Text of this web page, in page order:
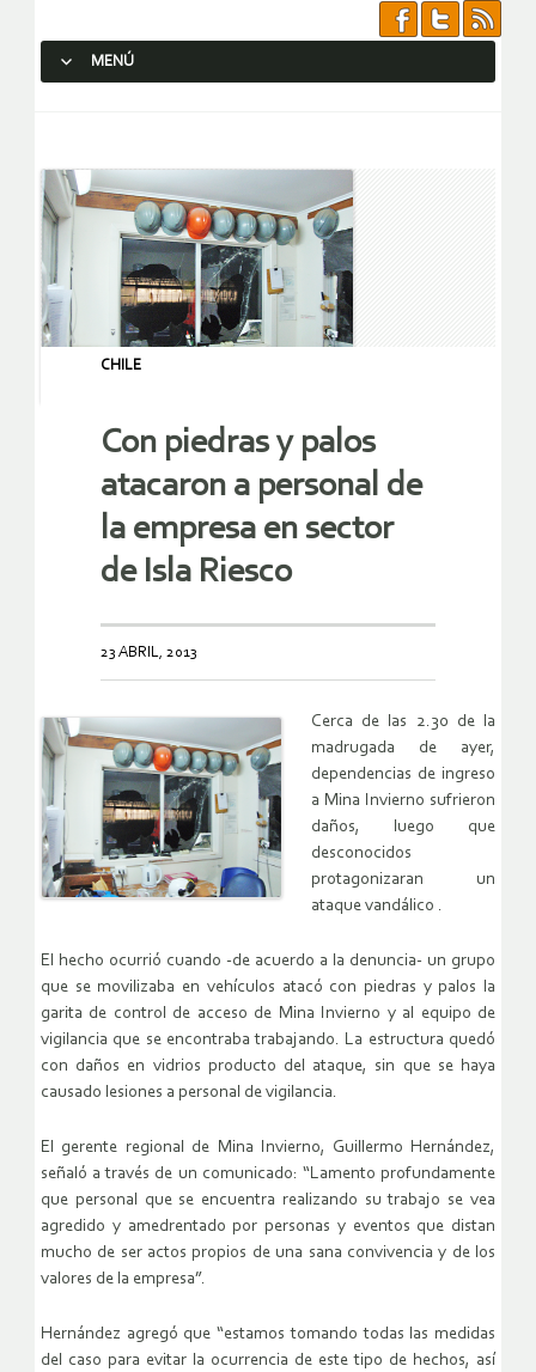
MENÚ
CHILE
Con piedras y palos
atacaron a personal de
la empresa en sector
de Isla Riesco
23 ABRIL, 2013
Cerca de las 2.30 de la
madrugada de ayer,
dependencias de ingreso
a Mina Invierno sufrieron
daños, luego que
desconocidos
protagonizaran un
ataque vandálico .
El hecho ocurrió cuando -de acuerdo a la denuncia- un grupo
que se movilizaba en vehículos atacó con piedras y palos la
garita de control de acceso de Mina Invierno y al equipo de
vigilancia que se encontraba trabajando. La estructura quedó
con daños en vidrios producto del ataque, sin que se haya
causado lesiones a personal de vigilancia.
El gerente regional de Mina Invierno, Guillermo Hernández,
señaló a través de un comunicado: “Lamento profundamente
que personal que se encuentra realizando su trabajo se vea
agredido y amedrentado por personas y eventos que distan
mucho de ser actos propios de una sana convivencia y de los
valores de la empresa”.
Hernández agregó que “estamos tomando todas las medidas
del caso para evitar la ocurrencia de este tipo de hechos, así